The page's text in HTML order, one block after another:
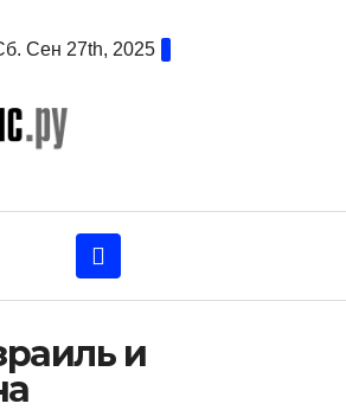
Сен 27th, 2025
и